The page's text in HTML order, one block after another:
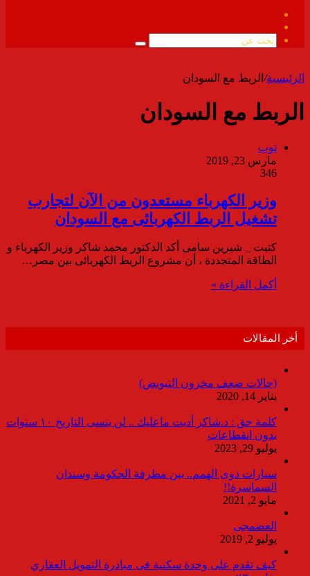
الموقع
بحث
الرئيسية/ الربط مع السودان
الربط مع السودان
توب
مارس 23, 2019
346
وزير الكهرباء مستعدون من الآن لتجارب
تشغيل الربط الكهربائى مع السودان
كتبت _ شيرين سامى أكد الدكتور محمد شاكر وزير الكهرباء و
الطاقة المتجددة ، أن مشروع الربط الكهربائى بين مصر…
أكمل القراءة »
أخر المقالات
(حالات ضعف مخزون التبويض)
يناير 14, 2020
كلمة حق : د.شاكر أديت ماعليك .. لن ينسى التاريخ ١٠ سنوات
بدون انقطاعات
يوليو 29, 2023
سيارات ذوى الهمم.. بين مطرقة الحكومة وسندان
السماسرة!!
مايو 2, 2021
العضمجى
يوليو 2, 2019
كيف تقدم على وحدة سكنية فى مبادرة التمويل العقاري